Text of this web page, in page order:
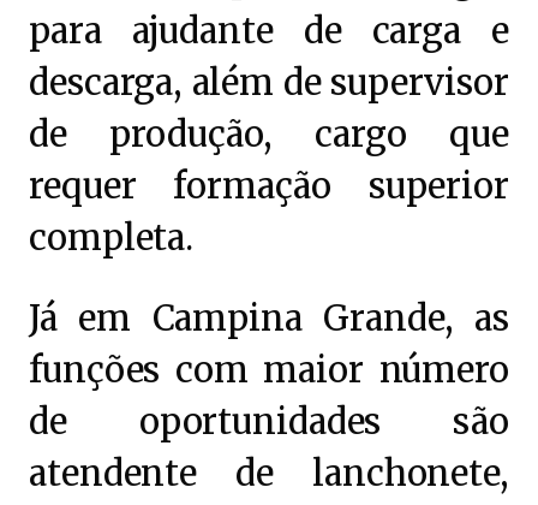
para ajudante de carga e
descarga, além de supervisor
de produção, cargo que
requer formação superior
completa.
Já em Campina Grande, as
funções com maior número
de oportunidades são
atendente de lanchonete,